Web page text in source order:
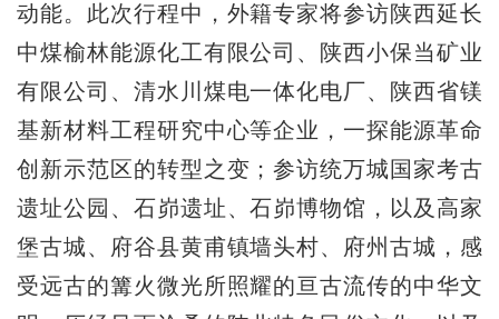
动能。此次行程中，外籍专家将参访陕西延长
中煤榆林能源化工有限公司、陕西小保当矿业
有限公司、清水川煤电一体化电厂、陕西省镁
基新材料工程研究中心等企业，一探能源革命
创新示范区的转型之变；参访统万城国家考古
遗址公园、石峁遗址、石峁博物馆，以及高家
堡古城、府谷县黄甫镇墙头村、府州古城，感
受远古的篝火微光所照耀的亘古流传的中华文